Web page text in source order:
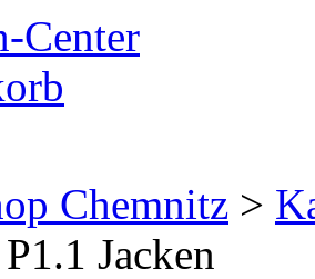
Center
Chemnitz >
Jacken